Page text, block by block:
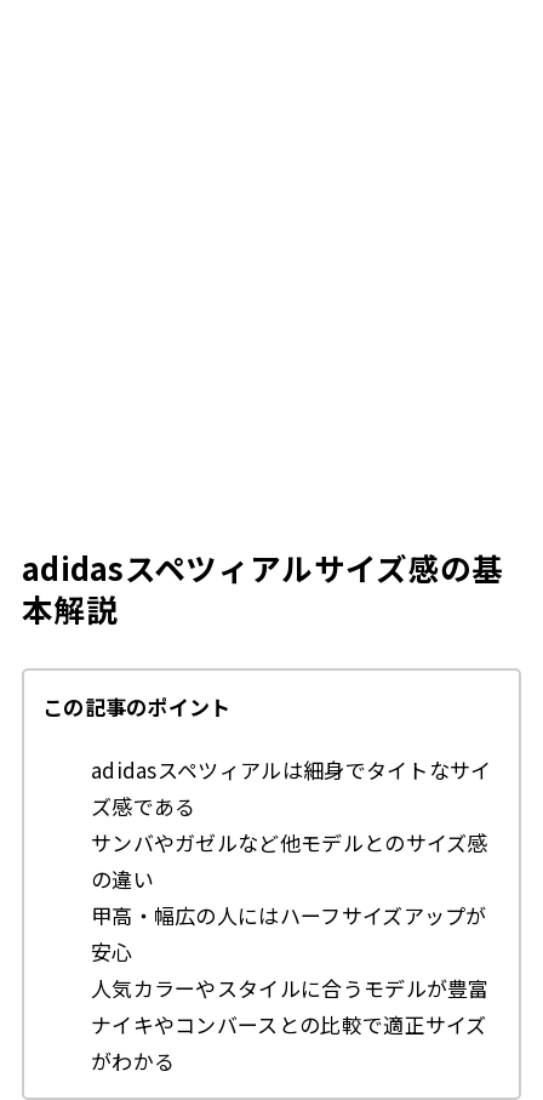
adidasスペツィアルサイズ感の基
本解説
この記事のポイント
adidasスペツィアルは細身でタイトなサイ
ズ感である
サンバやガゼルなど他モデルとのサイズ感
の違い
甲高・幅広の人にはハーフサイズアップが
安心
人気カラーやスタイルに合うモデルが豊富
ナイキやコンバースとの比較で適正サイズ
がわかる